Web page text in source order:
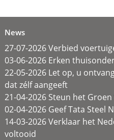
News
27-07-2026 Verbied
03-06-2026 Erken
22-05-2026 Let op, u
dat zélf aangeeft
21-04-2026 Steun het
02-04-2026 Geef Tata Steel
14-03-2026 Verklaar het
voltooid